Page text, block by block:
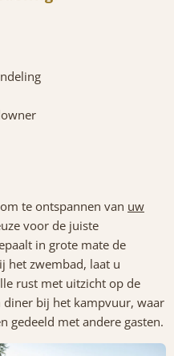
te ontspannen van uw
voor de juiste
in grote mate de
het zwembad, laat u
rust met uitzicht op de
diner bij het kampvuur, waar
gedeeld met andere gasten.